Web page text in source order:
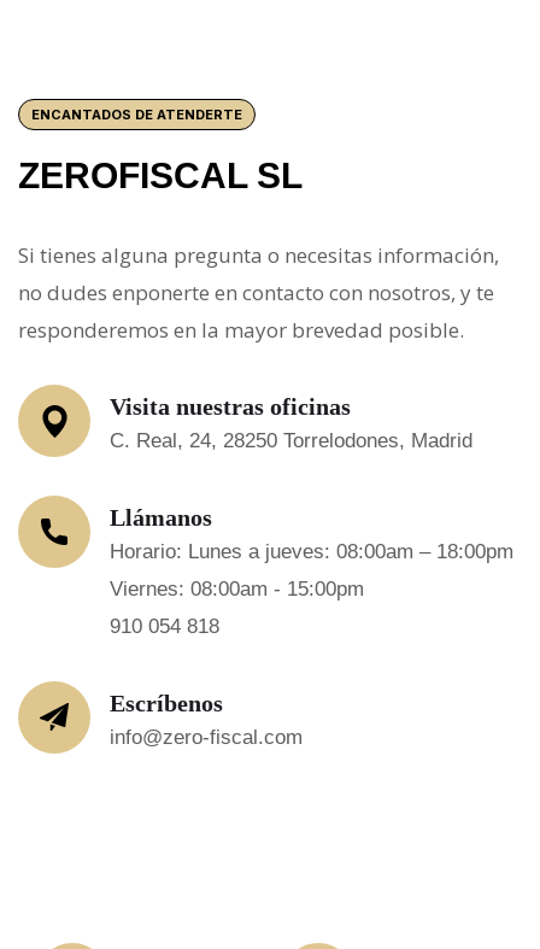
ENCANTADOS DE ATENDERTE
ZEROFISCAL SL
Si tienes alguna pregunta o necesitas información,
no dudes enponerte en contacto con nosotros, y te
responderemos en la mayor brevedad posible.
Visita nuestras oficinas
C. Real, 24, 28250 Torrelodones, Madrid
Llámanos
Horario: Lunes a jueves: 08:00am – 18:00pm
Viernes: 08:00am - 15:00pm
910 054 818
Escríbenos
info@zero-fiscal.com